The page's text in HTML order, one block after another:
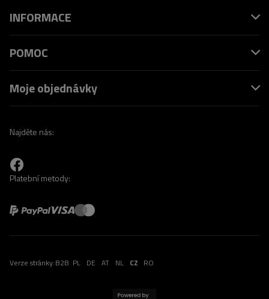
INFORMACE
POMOC
Moje objednávky
Najděte nás:
Platební metody:
Verze stránky:B2B PL DE AT NL CZ RO